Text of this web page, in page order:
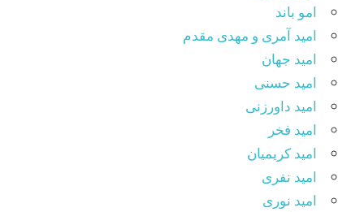
امو باند
امید آمری و مهدی مقدم
امید جهان
امید حسنی
امید داورزنی
امید فخر
امید کریمیان
امید نفری
امید نوری